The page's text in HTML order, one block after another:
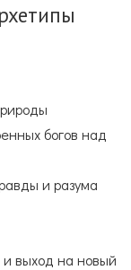
богов над
и разума
выход на новый